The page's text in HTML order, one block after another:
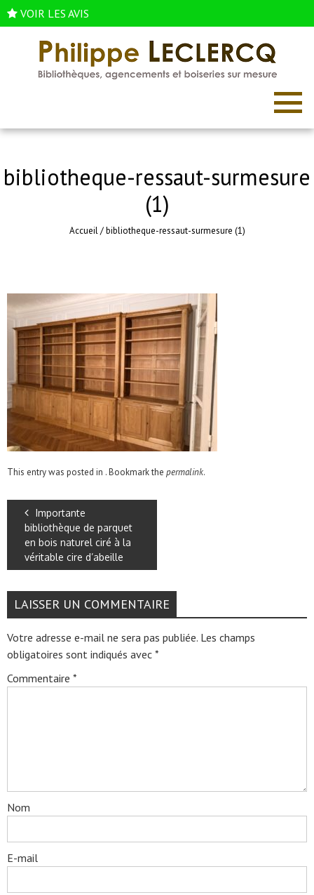
VOIR LES AVIS
bibliotheque-ressaut-surmesure
(1)
Accueil/bibliotheque-ressaut-surmesure (1)
This entry was posted in . Bookmark the permalink.
Importante
bibliothèque de parquet
en bois naturel ciré à la
véritable cire d’abeille
LAISSER UN COMMENTAIRE
Votre adresse e-mail ne sera pas publiée. Les champs
obligatoires sont indiqués avec *
Commentaire *
Nom
E-mail